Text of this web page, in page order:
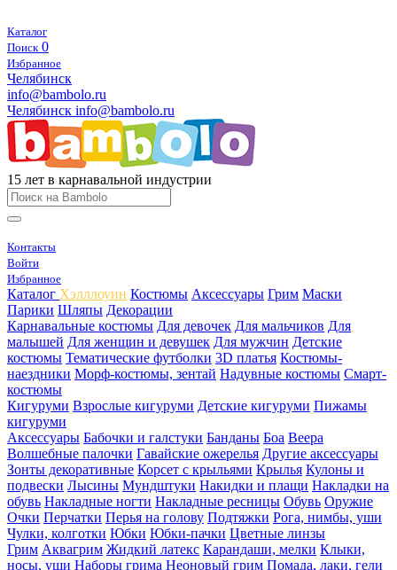
Каталог
Поиск 0
Избранное
Челябинск
info@bambolo.ru
Челябинск info@bambolo.ru
15 лет в карнавальной индустрии
Контакты
Войти
Избранное
Каталог Хэлллоуин Костюмы Аксессуары Грим Маски
Парики Шляпы Декорации
Карнавальные костюмы Для девочек Для мальчиков Для
малышей Для женщин и девушек Для мужчин Детские
костюмы Тематические футболки 3D платья Костюмы-
наездники Морф-костюмы, зентай Надувные костюмы Смарт-
костюмы
Кигуруми Взрослые кигуруми Детские кигуруми Пижамы
кигуруми
Аксессуары Бабочки и галстуки Банданы Боа Веера
Волшебные палочки Гавайские ожерелья Другие аксессуары
Зонты декоративные Корсет с крыльями Крылья Кулоны и
подвески Лысины Мундштуки Накидки и плащи Накладки на
обувь Накладные ногти Накладные ресницы Обувь Оружие
Очки Перчатки Перья на голову Подтяжки Рога, нимбы, уши
Чулки, колготки Юбки Юбки-пачки Цветные линзы
Грим Аквагрим Жидкий латекс Карандаши, мелки Клыки,
носы, уши Наборы грима Неоновый грим Помада, лаки, гели